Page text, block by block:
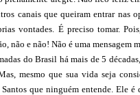
canais que queiram entrar nas
vontades. É preciso tomar.
não e não! Não é uma mensagem
do Brasil há mais de 5
mesmo que sua vida seja
que ninguém entende. Ele